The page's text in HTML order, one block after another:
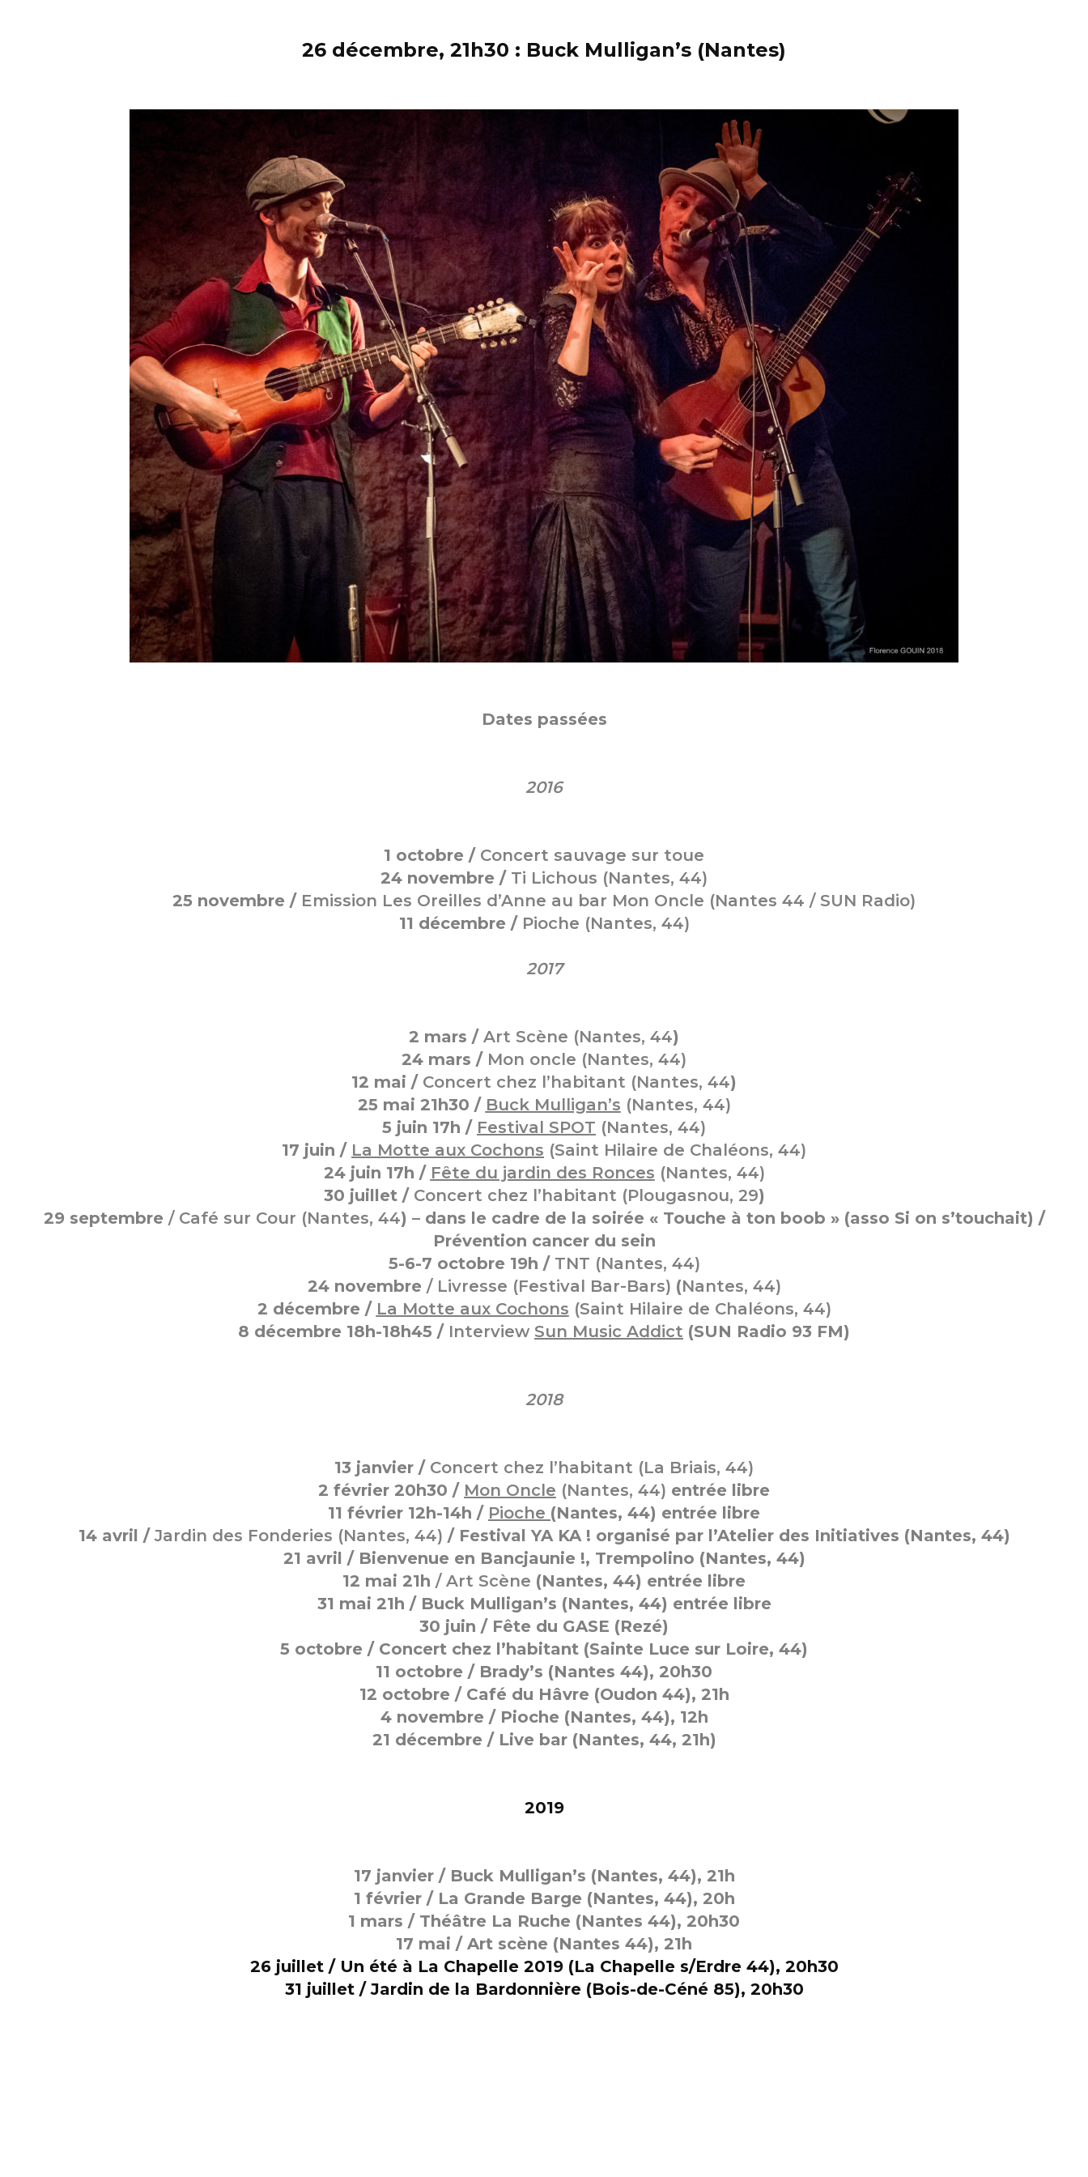
26 décembre, 21h30 : Buck Mulligan’s (Nantes)
Dates passées
2016
1 octobre /Concert sauvage sur toue
24 novembre /Ti Lichous (Nantes, 44)
25 novembre /Emission Les Oreilles d’Anne au bar Mon Oncle (Nantes 44 / SUN Radio)
11 décembre /Pioche (Nantes, 44)
2017
2 mars / Art Scène (Nantes, 44)
24 mars / Mon oncle (Nantes, 44)
12 mai / Concert chez l’habitant (Nantes, 44)
25 mai 21h30 / Buck Mulligan’s (Nantes, 44)
5 juin 17h / Festival SPOT (Nantes, 44)
17 juin / La Motte aux Cochons (Saint Hilaire de Chaléons, 44)
24 juin 17h / Fête du jardin des Ronces (Nantes, 44)
30 juillet / Concert chez l’habitant (Plougasnou, 29)
29 septembre / Café sur Cour (Nantes, 44) – dans le cadre de la soirée « Touche à ton boob » (asso Si on s’touchait) /
Prévention cancer du sein
5-6-7 octobre 19h / TNT (Nantes, 44)
24 novembre / Livresse (Festival Bar-Bars) (Nantes, 44)
2 décembre / La Motte aux Cochons (Saint Hilaire de Chaléons, 44)
8 décembre 18h-18h45 / Interview Sun Music Addict (SUN Radio 93 FM)
2018
13 janvier / Concert chez l’habitant (La Briais, 44)
2 février 20h30 / Mon Oncle (Nantes, 44) entrée libre
11 février 12h-14h / Pioche (Nantes, 44) entrée libre
14 avril /Jardin des Fonderies (Nantes, 44) / Festival YA KA ! organisé par l’Atelier des Initiatives (Nantes, 44)
21 avril / Bienvenue en Bancjaunie !, Trempolino (Nantes, 44)
12 mai 21h / Art Scène (Nantes, 44) entrée libre
31 mai 21h /Buck Mulligan’s (Nantes, 44) entrée libre
30 juin / Fête du GASE (Rezé)
5 octobre / Concert chez l’habitant (Sainte Luce sur Loire, 44)
11 octobre / Brady’s (Nantes 44), 20h30
12 octobre / Café du Hâvre (Oudon 44), 21h
4 novembre / Pioche (Nantes, 44), 12h
21 décembre / Live bar (Nantes, 44, 21h)
2019
17 janvier / Buck Mulligan’s (Nantes, 44), 21h
1 février / La Grande Barge (Nantes, 44), 20h
1 mars / Théâtre La Ruche (Nantes 44), 20h30
17 mai / Art scène (Nantes 44), 21h
26 juillet / Un été à La Chapelle 2019 (La Chapelle s/Erdre 44), 20h30
31 juillet / Jardin de la Bardonnière (Bois-de-Céné 85), 20h30